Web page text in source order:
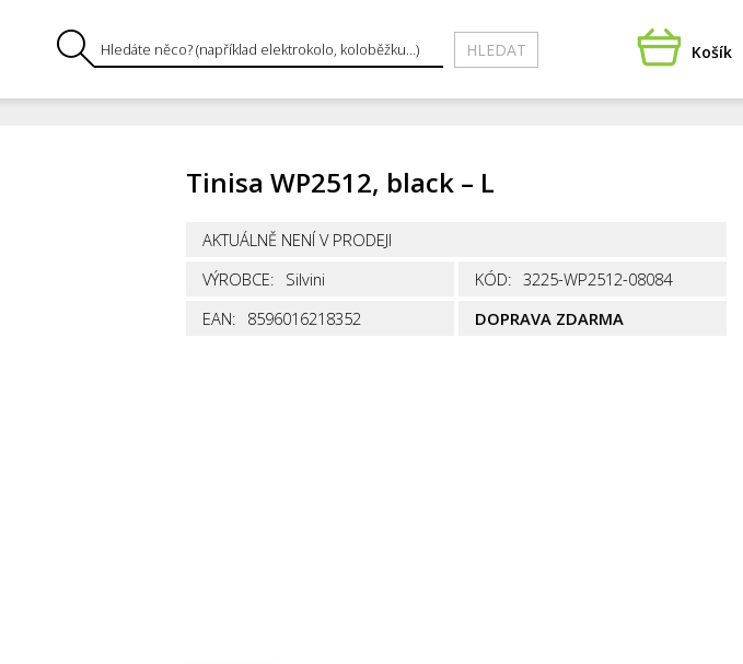
HLEDAT Košík
Tinisa WP2512, black – L
AKTUÁLNĚ NENÍ V PRODEJI
VÝROBCE: Silvini KÓD: 3225-WP2512-08084
EAN: 8596016218352 DOPRAVA ZDARMA